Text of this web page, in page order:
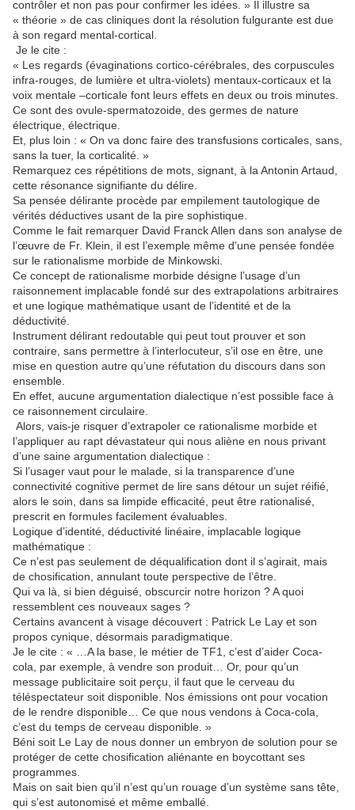
contrôler et non pas pour confirmer les idées. » Il illustre sa
« théorie » de cas cliniques dont la résolution fulgurante est due
à son regard mental-cortical.
Je le cite :
« Les regards (évaginations cortico-cérébrales, des corpuscules
infra-rouges, de lumière et ultra-violets) mentaux-corticaux et la
voix mentale –corticale font leurs effets en deux ou trois minutes.
Ce sont des ovule-spermatozoide, des germes de nature
électrique, électrique.
Et, plus loin : « On va donc faire des transfusions corticales, sans,
sans la tuer, la corticalité. »
Remarquez ces répétitions de mots, signant, à la Antonin Artaud,
cette résonance signifiante du délire.
Sa pensée délirante procède par empilement tautologique de
vérités déductives usant de la pire sophistique.
Comme le fait remarquer David Franck Allen dans son analyse de
l’œuvre de Fr. Klein, il est l’exemple même d’une pensée fondée
sur le rationalisme morbide de Minkowski.
Ce concept de rationalisme morbide désigne l’usage d’un
raisonnement implacable fondé sur des extrapolations arbitraires
et une logique mathématique usant de l’identité et de la
déductivité.
Instrument délirant redoutable qui peut tout prouver et son
contraire, sans permettre à l’interlocuteur, s’il ose en être, une
mise en question autre qu’une réfutation du discours dans son
ensemble.
En effet, aucune argumentation dialectique n’est possible face à
ce raisonnement circulaire.
Alors, vais-je risquer d’extrapoler ce rationalisme morbide et
l’appliquer au rapt dévastateur qui nous aliène en nous privant
d’une saine argumentation dialectique :
Si l’usager vaut pour le malade, si la transparence d’une
connectivité cognitive permet de lire sans détour un sujet réifié,
alors le soin, dans sa limpide efficacité, peut être rationalisé,
prescrit en formules facilement évaluables.
Logique d’identité, déductivité linéaire, implacable logique
mathématique :
Ce n’est pas seulement de déqualification dont il s’agirait, mais
de chosification, annulant toute perspective de l’être.
Qui va là, si bien déguisé, obscurcir notre horizon ? A quoi
ressemblent ces nouveaux sages ?
Certains avancent à visage découvert : Patrick Le Lay et son
propos cynique, désormais paradigmatique.
Je le cite : « …A la base, le métier de TF1, c’est d’aider Coca-
cola, par exemple, à vendre son produit… Or, pour qu’un
message publicitaire soit perçu, il faut que le cerveau du
téléspectateur soit disponible. Nos émissions ont pour vocation
de le rendre disponible… Ce que nous vendons à Coca-cola,
c’est du temps de cerveau disponible. »
Béni soit Le Lay de nous donner un embryon de solution pour se
protéger de cette chosification aliénante en boycottant ses
programmes.
Mais on sait bien qu’il n’est qu’un rouage d’un système sans tête,
qui s’est autonomisé et même emballé.